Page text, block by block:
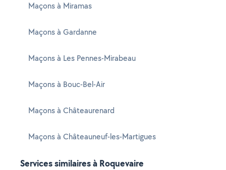
Maçons à Miramas
Maçons à Gardanne
Maçons à Les Pennes-Mirabeau
Maçons à Bouc-Bel-Air
Maçons à Châteaurenard
Maçons à Châteauneuf-les-Martigues
Services similaires à Roquevaire